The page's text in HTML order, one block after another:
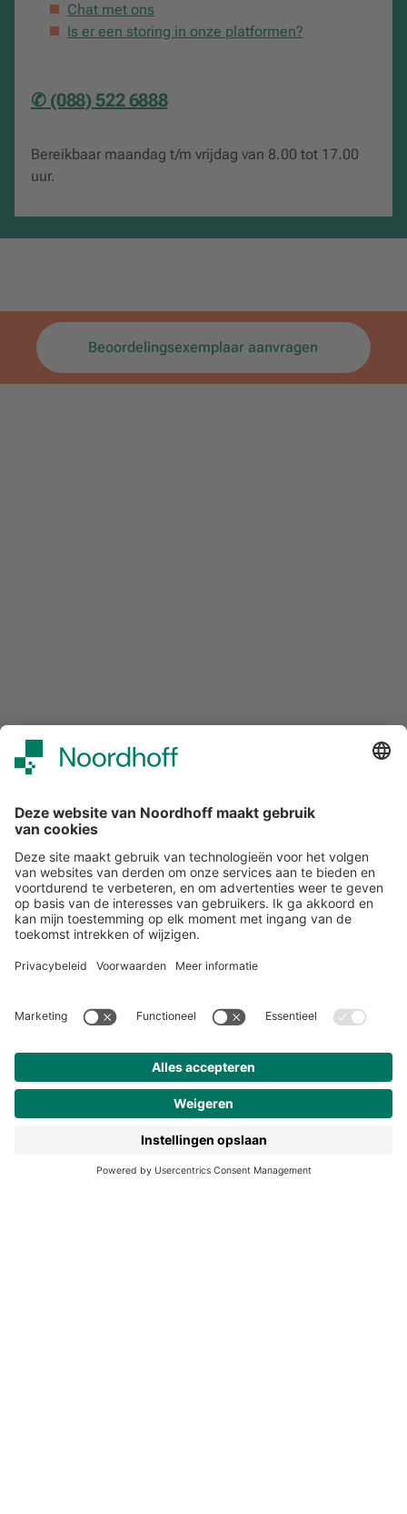
Chat met ons
Is er een storing in onze platformen?
✆ (088) 522 6888
Bereikbaar maandag t/m vrijdag van 8.00 tot 17.00
uur.
Beoordelingsexemplaar aanvragen
Over ons
Klantenservice